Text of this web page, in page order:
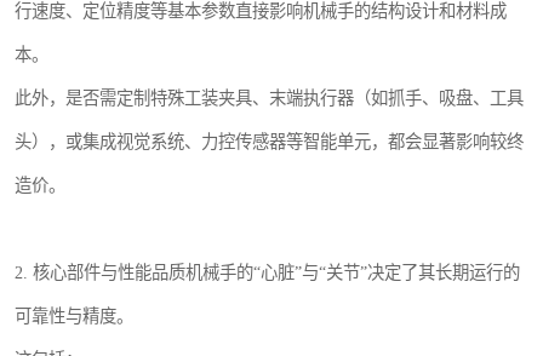
行速度、定位精度等基本参数直接影响机械手的结构设计和材料成
本。
此外，是否需定制特殊工装夹具、末端执行器（如抓手、吸盘、工具
头），或集成视觉系统、力控传感器等智能单元，都会显著影响较终
造价。
2. 核心部件与性能品质机械手的“心脏”与“关节”决定了其长期运行的
可靠性与精度。